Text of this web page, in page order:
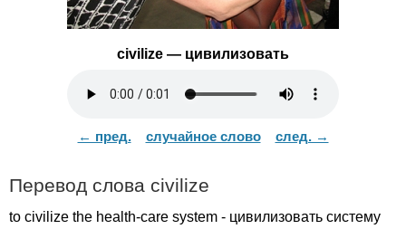
civilize — цивилизовать
← пред. случайное слово след. →
Перевод слова civilize
to civilize the health-care system - цивилизовать систему